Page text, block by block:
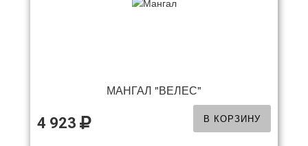
МАНГАЛ "ВЕЛЕС"
4 923 В КОРЗИНУ